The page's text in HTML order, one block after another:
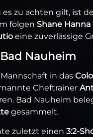
zu achten gilt, ist
folgen Shane Hanna
eine zuverlässige
Nauheim
in das
Cheftrainer
Bad Nauheim
gesammelt.
zuletzt einen 3:2-